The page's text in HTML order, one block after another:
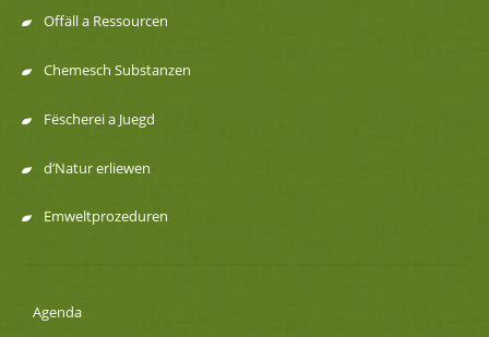
Offäll a Ressourcen
Chemesch Substanzen
Fëscherei a Juegd
d’Natur erliewen
Emweltprozeduren
Agenda